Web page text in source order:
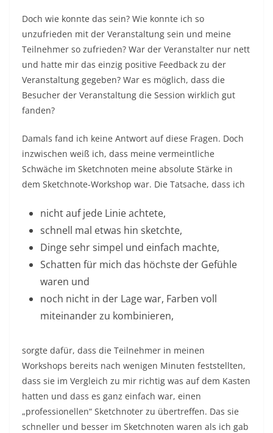
Doch wie konnte das sein? Wie konnte ich so
unzufrieden mit der Veranstaltung sein und meine
Teilnehmer so zufrieden? War der Veranstalter nur nett
und hatte mir das einzig positive Feedback zu der
Veranstaltung gegeben? War es möglich, dass die
Besucher der Veranstaltung die Session wirklich gut
fanden?
Damals fand ich keine Antwort auf diese Fragen. Doch
inzwischen weiß ich, dass meine vermeintliche
Schwäche im Sketchnoten meine absolute Stärke in
dem Sketchnote-Workshop war. Die Tatsache, dass ich
nicht auf jede Linie achtete,
schnell mal etwas hin sketchte,
Dinge sehr simpel und einfach machte,
Schatten für mich das höchste der Gefühle
waren und
noch nicht in der Lage war, Farben voll
miteinander zu kombinieren,
sorgte dafür, dass die Teilnehmer in meinen
Workshops bereits nach wenigen Minuten feststellten,
dass sie im Vergleich zu mir richtig was auf dem Kasten
hatten und dass es ganz einfach war, einen
„professionellen“ Sketchnoter zu übertreffen. Das sie
schneller und besser im Sketchnoten waren als ich gab